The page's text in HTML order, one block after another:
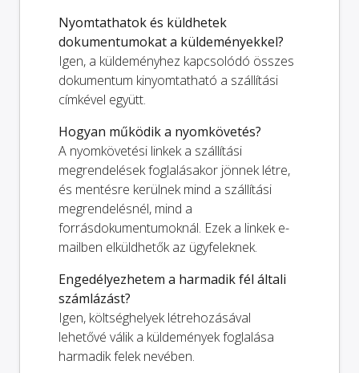
Nyomtathatok és küldhetek
dokumentumokat a küldeményekkel?
Igen, a küldeményhez kapcsolódó összes
dokumentum kinyomtatható a szállítási
címkével együtt.
Hogyan működik a nyomkövetés?
A nyomkövetési linkek a szállítási
megrendelések foglalásakor jönnek létre,
és mentésre kerülnek mind a szállítási
megrendelésnél, mind a
forrásdokumentumoknál. Ezek a linkek e-
mailben elküldhetők az ügyfeleknek.
Engedélyezhetem a harmadik fél általi
számlázást?
Igen, költséghelyek létrehozásával
lehetővé válik a küldemények foglalása
harmadik felek nevében.